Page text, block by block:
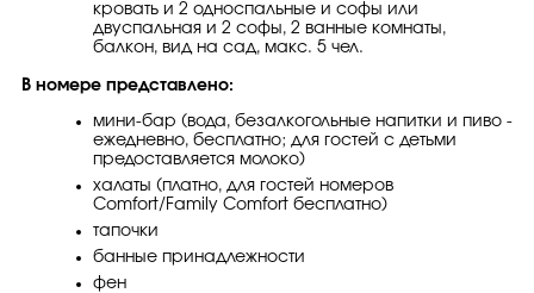
кровать и 2 односпальные и софы или
двуспальная и 2 софы, 2 ванные комнаты,
балкон, вид на сад, макс. 5 чел.
В номере представлено:
мини-бар (вода, безалкогольные напитки и пиво -
ежедневно, бесплатно; для гостей с детьми
предоставляется молоко)
халаты (платно, для гостей номеров
Comfort/Family Comfort бесплатно)
тапочки
банные принадлежности
фен